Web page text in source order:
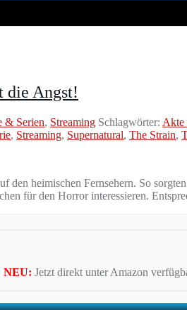
die Angst!
& Serien, Streaming Schlagwörter: Akte
, Streaming, Supernatural, The Strain,
den heimischen Fernsehern. So
für den Horror interessieren.
NEU: Jetzt direkt unter Amazon